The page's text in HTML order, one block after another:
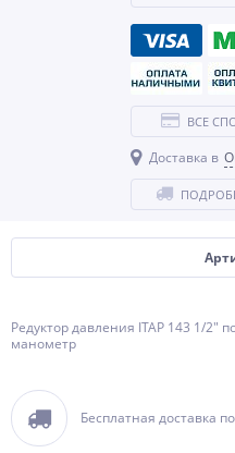
Редуктор давления ITAP 143 1/2"
манометр
Бесплатная доставка
ВСЕ
Доставка в